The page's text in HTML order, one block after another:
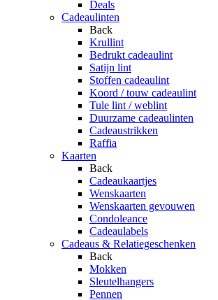
Deals
Cadeaulinten
Back
Krullint
Bedrukt cadeaulint
Satijn lint
Stoffen cadeaulint
Koord / touw cadeaulint
Tule lint / weblint
Duurzame cadeaulinten
Cadeaustrikken
Raffia
Kaarten
Back
Cadeaukaartjes
Wenskaarten
Wenskaarten gevouwen
Condoleance
Cadeaulabels
Cadeaus & Relatiegeschenken
Back
Mokken
Sleutelhangers
Pennen